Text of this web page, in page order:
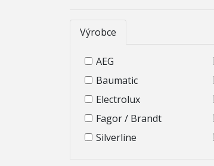
Výrobce
AEG
Baumatic
Electrolux
Fagor / Brandt
Silverline